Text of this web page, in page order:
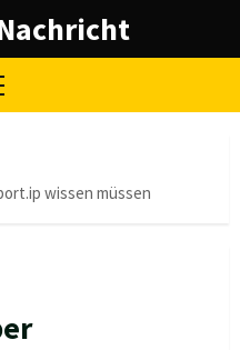
wissen müssen